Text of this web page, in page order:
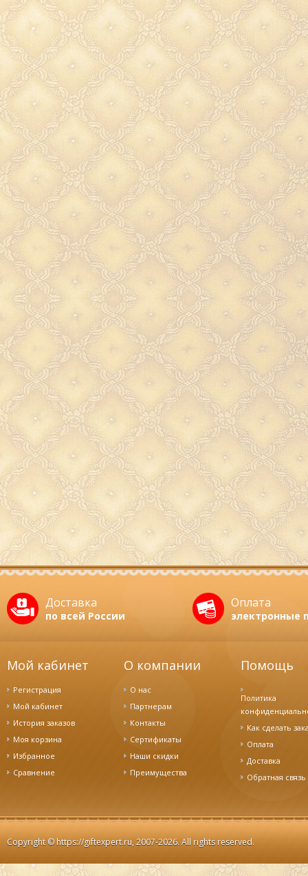
Доставка
по всей России
Оплата
электронные
Мой кабинет
Регистрация
Мой кабинет
История заказов
Моя корзина
Избранное
Cравнение
О компании
О нас
Партнерам
Контакты
Сертификаты
Наши скидки
Преимущества
Помощь
Политика
Как сделать
Оплата
Доставка
Обратная связь
Copyright ©https://giftexpert.ru, 2007-2026. All rights reserved.